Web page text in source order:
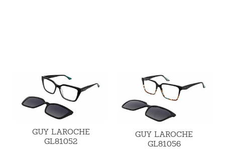
GUY LAROCHE
GL81052
GUY LAROCHE
GL81056